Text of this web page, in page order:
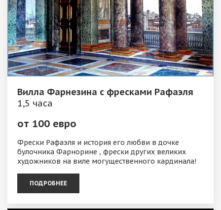
Вилла Фарнезина с фресками Рафаэля
1,5 часа
от 100 евро
Фрески Рафаэля и история его любви в дочке
булочника Фарнорине , фрески других великих
художников на виле могущественного кардинала!
ПОДРОБНЕЕ